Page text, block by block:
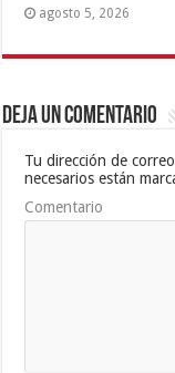
agosto 5, 2026
Deja un comentario
Tu dirección de
necesarios están
Comentario